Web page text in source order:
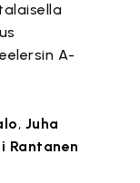
A-
, Juha
Rantanen